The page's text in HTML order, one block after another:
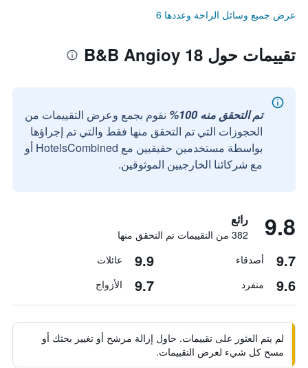
عرض جميع وسائل الراحة وعددها 6
تقييمات حول B&B Angioy 18
تم التحقق منه 100%
نقوم بجمع وعرض التقييمات من
الحجوزات التي تم التحقق منها فقط والتي تم إجراؤها
بواسطة مستخدمين حقيقيين مع HotelsCombined أو
مع شركائنا الخارجيين الموثوقين.
9.8 رائع
382 من التقييمات تم التحقق منها
9.7 أصدقاء 9.9 عائلات
9.6 منفرد 9.7 الأزواج
لم يتم العثور على تقييمات. حاول إزالة مرشح أو تغيير بحثك أو
مسح كل شيء لعرض التقييمات.